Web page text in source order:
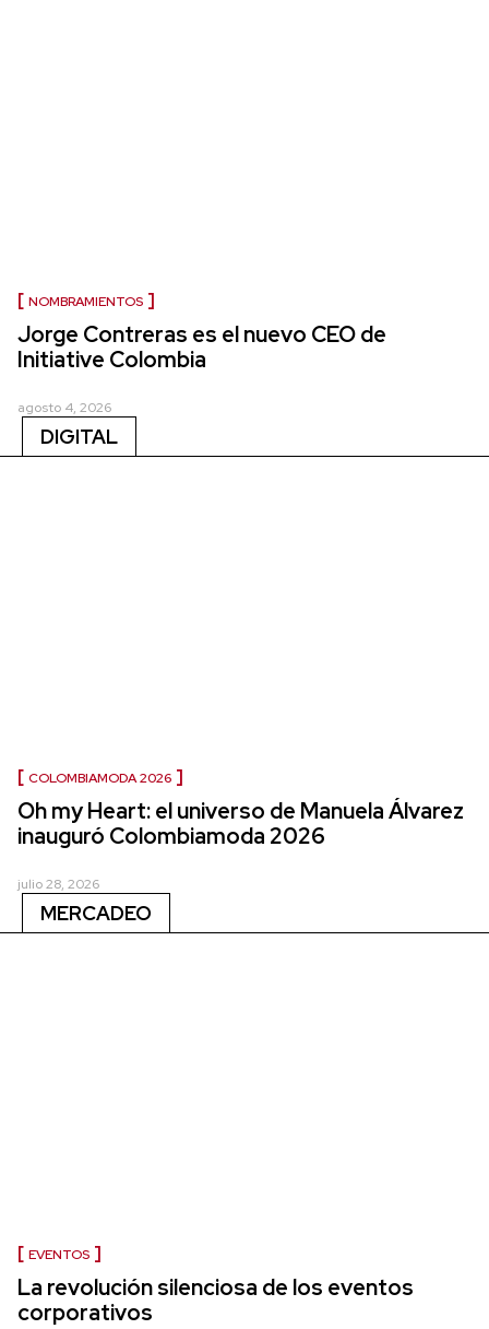
NOMBRAMIENTOS
Jorge Contreras es el nuevo CEO de
Initiative Colombia
agosto 4, 2026
DIGITAL
COLOMBIAMODA 2026
Oh my Heart: el universo de Manuela Álvarez
inauguró Colombiamoda 2026
julio 28, 2026
MERCADEO
EVENTOS
La revolución silenciosa de los eventos
corporativos